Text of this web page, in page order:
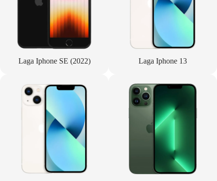
Laga Iphone SE (2022) Laga Iphone 13